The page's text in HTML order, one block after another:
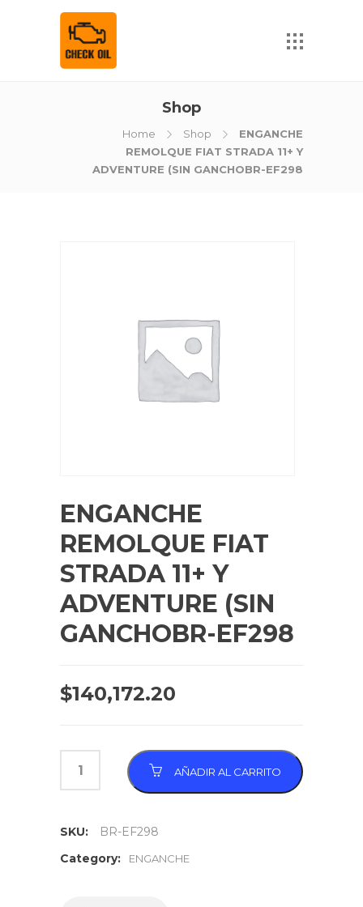
Shop
Home Shop
ENGANCHE
REMOLQUE FIAT STRADA 11+ Y
ADVENTURE (SIN GANCHOBR-EF298
ENGANCHE
REMOLQUE FIAT
STRADA 11+ Y
ADVENTURE (SIN
GANCHOBR-EF298
$140,172.20
AÑADIR AL CARRITO
SKU:
BR-EF298
Category:
ENGANCHE